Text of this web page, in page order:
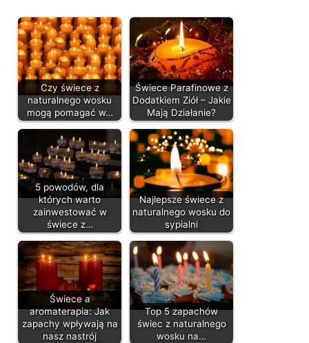
Czy świece z
naturalnego wosku
mogą pomagać w…
Świece Parafinowe z
Dodatkiem Ziół – Jakie
Mają Działanie?
5 powodów, dla
których warto
zainwestować w
świece z…
Najlepsze świece z
naturalnego wosku do
sypialni
Świece a
aromaterapia: Jak
zapachy wpływają na
nasz nastrój
Top 5 zapachów
świec z naturalnego
wosku na…